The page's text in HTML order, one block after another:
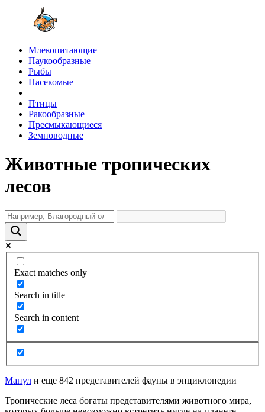
Млекопитающие
Паукообразные
Рыбы
Насекомые
Птицы
Ракообразные
Пресмыкающиеся
Земноводные
Животные тропических
лесов
Exact matches only
Search in title
Search in content
Манул и еще 842 представителей фауны в энциклопедии
Тропические леса богаты представителями животного мира,